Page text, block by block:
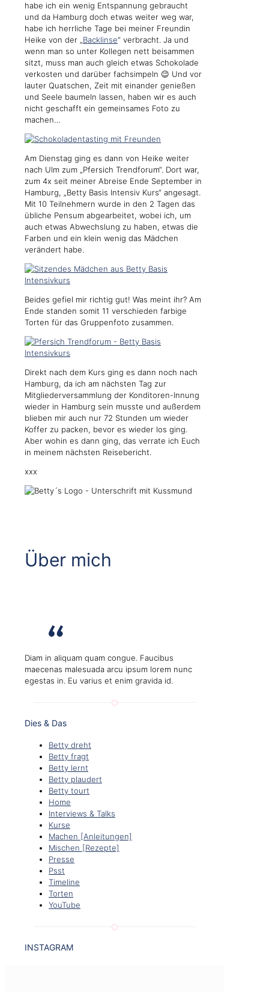
habe ich ein wenig Entspannung gebraucht
und da Hamburg doch etwas weiter weg war,
habe ich herrliche Tage bei meiner Freundin
Heike von der „Backlinse“ verbracht. Ja und
wenn man so unter Kollegen nett beisammen
sitzt, muss man auch gleich etwas Schokolade
verkosten und darüber fachsimpeln 😉 Und vor
lauter Quatschen, Zeit mit einander genießen
und Seele baumeln lassen, haben wir es auch
nicht geschafft ein gemeinsames Foto zu
machen…
Am Dienstag ging es dann von Heike weiter
nach Ulm zum „Pfersich Trendforum“. Dort war,
zum 4x seit meiner Abreise Ende September in
Hamburg, „Betty Basis Intensiv Kurs“ angesagt.
Mit 10 Teilnehmern wurde in den 2 Tagen das
übliche Pensum abgearbeitet, wobei ich, um
auch etwas Abwechslung zu haben, etwas die
Farben und ein klein wenig das Mädchen
verändert habe.
Beides gefiel mir richtig gut! Was meint ihr? Am
Ende standen somit 11 verschieden farbige
Torten für das Gruppenfoto zusammen.
Direkt nach dem Kurs ging es dann noch nach
Hamburg, da ich am nächsten Tag zur
Mitgliederversammlung der Konditoren-Innung
wieder in Hamburg sein musste und außerdem
blieben mir auch nur 72 Stunden um wieder
Koffer zu packen, bevor es wieder los ging.
Aber wohin es dann ging, das verrate ich Euch
in meinem nächsten Reisebericht.
xxx
Über mich
Diam in aliquam quam congue. Faucibus
maecenas malesuada arcu ipsum lorem nunc
egestas in. Eu varius et enim gravida id.
Dies & Das
Betty dreht
Betty fragt
Betty lernt
Betty plaudert
Betty tourt
Home
Interviews & Talks
Kurse
Machen [Anleitungen]
Mischen [Rezepte]
Presse
Psst
Timeline
Torten
YouTube
INSTAGRAM